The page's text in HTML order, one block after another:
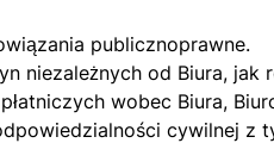
publicznoprawne.
niezależnych od Biura,
wobec Biura,
cywilnej z